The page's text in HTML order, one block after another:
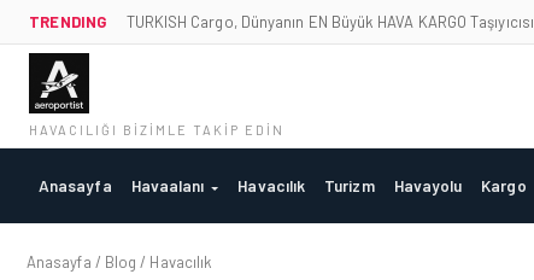
TRENDING TURKISH Cargo, Dünyanın EN Büyük HAVA KARGO Taşıyıcısı
HAVACILIĞI BIZIMLE TAKIP EDIN
Anasayfa Havaalanı Havacılık Turizm Havayolu Kargo
Anasayfa / Blog / Havacılık